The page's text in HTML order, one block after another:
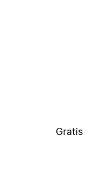
Gratis